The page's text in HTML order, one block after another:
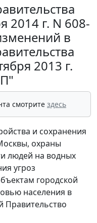
2014 г. N 608-
в
2013 г.
смотрите здесь
и сохранения
охраны
людей на водных
угроз
городской
населения в
Правительство